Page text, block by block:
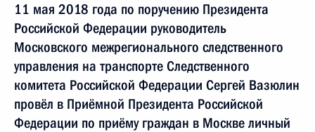
11 мая 2018 года по поручению Президента
Российской Федерации руководитель
Московского межрегионального следственного
управления на транспорте Следственного
комитета Российской Федерации Сергей Вазюлин
провёл в Приёмной Президента Российской
Федерации по приёму граждан в Москве личный